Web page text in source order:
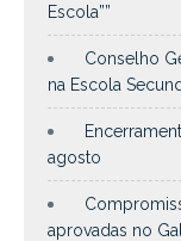
Escola””
Conselho
na Escola
agosto
aprovadas no